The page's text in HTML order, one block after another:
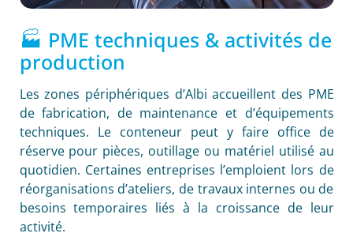
🏭 PME techniques & activités de
production
Les zones périphériques d’Albi accueillent des PME
de fabrication, de maintenance et d’équipements
techniques. Le conteneur peut y faire office de
réserve pour pièces, outillage ou matériel utilisé au
quotidien. Certaines entreprises l’emploient lors de
réorganisations d’ateliers, de travaux internes ou de
besoins temporaires liés à la croissance de leur
activité.